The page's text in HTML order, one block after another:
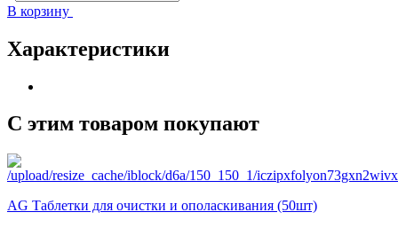
В корзину
Характеристики
С этим товаром покупают
AG Таблетки для очистки и ополаскивания (50шт)